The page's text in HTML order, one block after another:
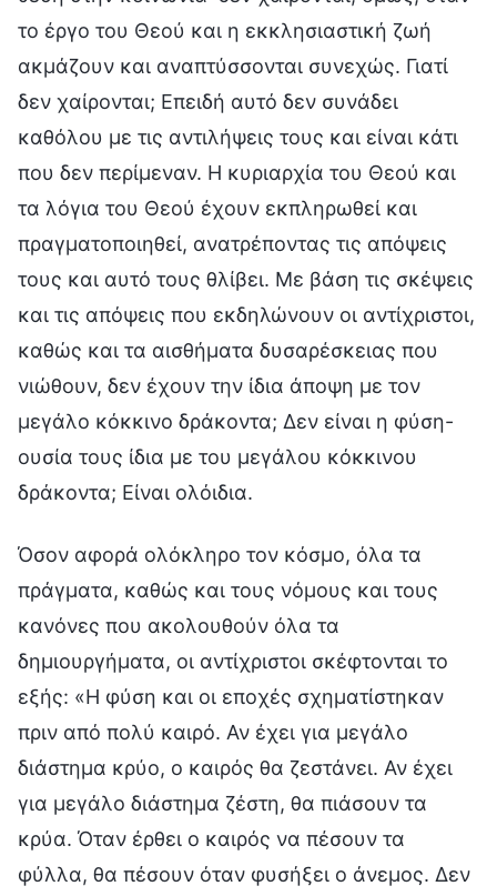
το έργο του Θεού και η εκκλησιαστική ζωή
ακμάζουν και αναπτύσσονται συνεχώς. Γιατί
δεν χαίρονται; Επειδή αυτό δεν συνάδει
καθόλου με τις αντιλήψεις τους και είναι κάτι
που δεν περίμεναν. Η κυριαρχία του Θεού και
τα λόγια του Θεού έχουν εκπληρωθεί και
πραγματοποιηθεί, ανατρέποντας τις απόψεις
τους και αυτό τους θλίβει. Με βάση τις σκέψεις
και τις απόψεις που εκδηλώνουν οι αντίχριστοι,
καθώς και τα αισθήματα δυσαρέσκειας που
νιώθουν, δεν έχουν την ίδια άποψη με τον
μεγάλο κόκκινο δράκοντα; Δεν είναι η φύση-
ουσία τους ίδια με του μεγάλου κόκκινου
δράκοντα; Είναι ολόιδια.
Όσον αφορά ολόκληρο τον κόσμο, όλα τα
πράγματα, καθώς και τους νόμους και τους
κανόνες που ακολουθούν όλα τα
δημιουργήματα, οι αντίχριστοι σκέφτονται το
εξής: «Η φύση και οι εποχές σχηματίστηκαν
πριν από πολύ καιρό. Αν έχει για μεγάλο
διάστημα κρύο, ο καιρός θα ζεστάνει. Αν έχει
για μεγάλο διάστημα ζέστη, θα πιάσουν τα
κρύα. Όταν έρθει ο καιρός να πέσουν τα
φύλλα, θα πέσουν όταν φυσήξει ο άνεμος. Δεν